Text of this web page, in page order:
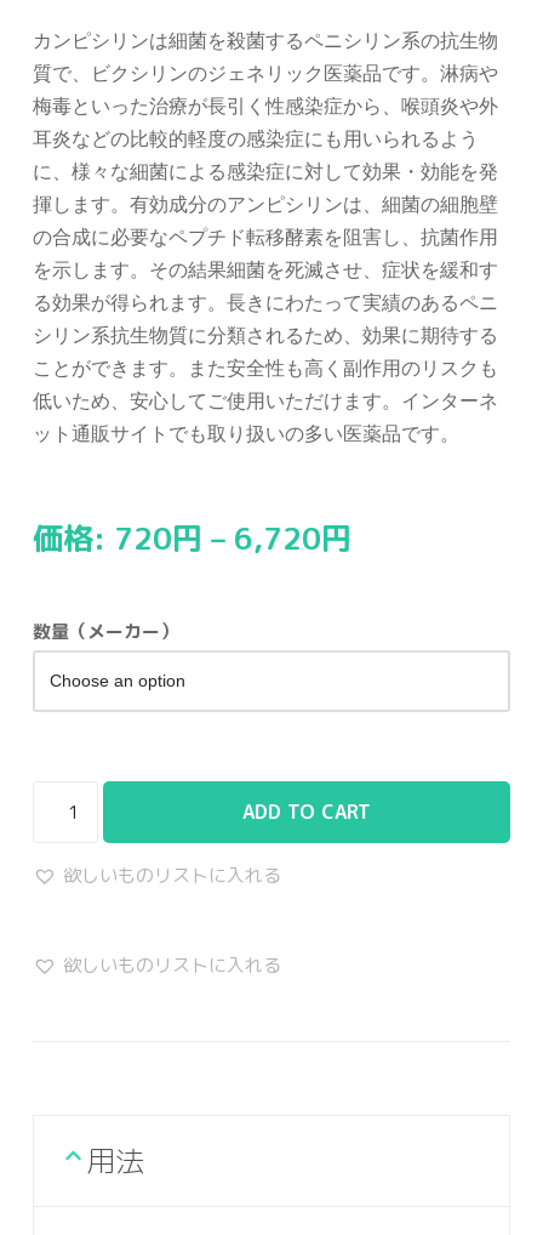
カンピシリンは細菌を殺菌するペニシリン系の抗生物
質で、ビクシリンのジェネリック医薬品です。淋病や
梅毒といった治療が長引く性感染症から、喉頭炎や外
耳炎などの比較的軽度の感染症にも用いられるよう
に、様々な細菌による感染症に対して効果・効能を発
揮します。有効成分のアンピシリンは、細菌の細胞壁
の合成に必要なペプチド転移酵素を阻害し、抗菌作用
を示します。その結果細菌を死滅させ、症状を緩和す
る効果が得られます。長きにわたって実績のあるペニ
シリン系抗生物質に分類されるため、効果に期待する
ことができます。また安全性も高く副作用のリスクも
低いため、安心してご使用いただけます。インターネ
ット通販サイトでも取り扱いの多い医薬品です。
価格: 720円 – 6,720円
数量（メーカー）
ADD TO CART
欲しいものリストに入れる
欲しいものリストに入れる
用法